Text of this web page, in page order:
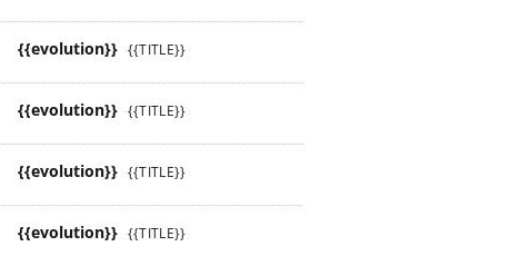
{{evolution}} {{TITLE}}
{{evolution}} {{TITLE}}
{{evolution}} {{TITLE}}
{{evolution}} {{TITLE}}